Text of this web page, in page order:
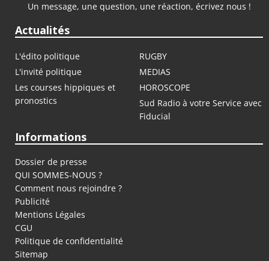
Un message, une question, une réaction, écrivez nous !
Actualités
L'édito politique
RUGBY
L'invité politique
MEDIAS
Les courses hippiques et
pronostics
HOROSCOPE
Sud Radio à votre Service avec
Fiducial
Informations
Dossier de presse
QUI SOMMES-NOUS ?
Comment nous rejoindre ?
Publicité
Mentions Légales
CGU
Politique de confidentialité
Sitemap